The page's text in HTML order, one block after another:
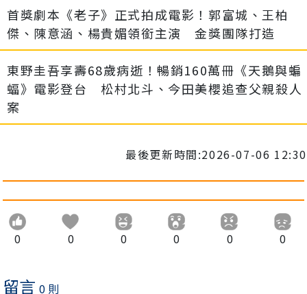
首獎劇本《老子》正式拍成電影！郭富城、王柏
傑、陳意涵、楊貴媚領銜主演 金獎團隊打造
東野圭吾享壽68歲病逝！暢銷160萬冊《天鵝與蝙
蝠》電影登台 松村北斗、今田美櫻追查父親殺人
案
最後更新時間:2026-07-06 12:30
0 0 0 0 0 0